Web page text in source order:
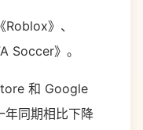
》、
Soccer》。
和 Google
年同期相比下降